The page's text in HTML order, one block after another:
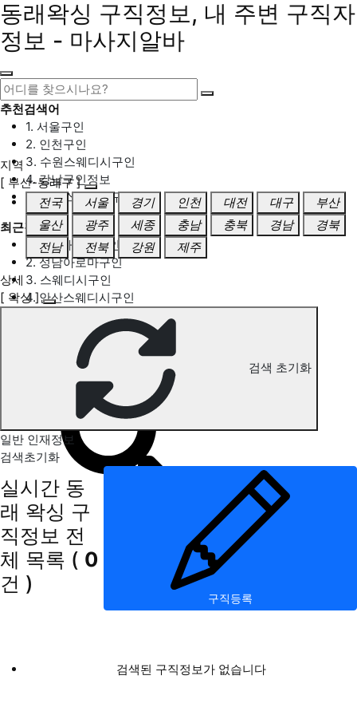
동래왁싱 구직정보, 내 주변 구직자
정보 - 마사지알바
추천검색어
1. 서울구인
2. 인천구인
3. 수원스웨디시구인
4. 강남구인정보
5. 동탄스웨디시구인
최근검색어
1. 일산마사지구인
2. 성남아로마구인
3. 스웨디시구인
4. 안산스웨디시구인
동래 왁싱 구직정보
지역
[ 부산-동래구 ]
전국
서울 경기 인천 대전 대구
부산
울산
광주 세종 충남 충북 경남
경북
전남
전북 강원 제주
상세
[ 왁싱 ]
검색 초기화
일반 인재정보
검색초기화
실시간 동
래 왁싱 구
직정보 전
체 목록 ( 0
건 )
구직등록
검색된 구직정보가 없습니다